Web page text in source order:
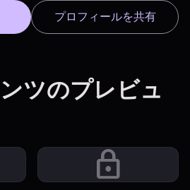
プロフィールを共有
ツのプレビュ
lock